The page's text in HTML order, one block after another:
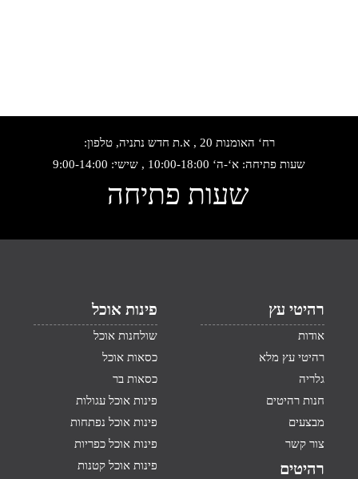
רח‘ האומנות 20 , א.ת חדש נתניה, טלפון:
שעות פתיחה: א‘-ה‘ 10:00-18:00 , שישי: 9:00-14:00
שעות פתיחה
רהיטי עץ
אודות
רהיטי עץ מלא
גלריה
חנות רהיטים
מבצעים
צור קשר
רהיטים
פינות אוכל
שולחנות אוכל
כסאות אוכל
כסאות בר
פינות אוכל עגולות
פינות אוכל נפתחות
פינות אוכל כפריות
פינות אוכל קטנות